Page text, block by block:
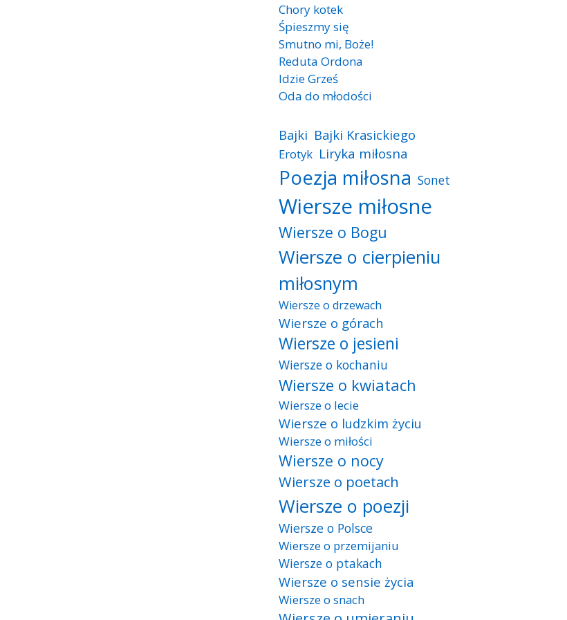
Chory kotek
Śpieszmy się
Smutno mi, Boże!
Reduta Ordona
Idzie Grześ
Oda do młodości
Bajki Bajki Krasickiego
Erotyk Liryka miłosna
Poezja miłosna Sonet
Wiersze miłosne
Wiersze o Bogu
Wiersze o cierpieniu
miłosnym
Wiersze o drzewach
Wiersze o górach
Wiersze o jesieni
Wiersze o kochaniu
Wiersze o kwiatach
Wiersze o lecie
Wiersze o ludzkim życiu
Wiersze o miłości
Wiersze o nocy
Wiersze o poetach
Wiersze o poezji
Wiersze o Polsce
Wiersze o przemijaniu
Wiersze o ptakach
Wiersze o sensie życia
Wiersze o snach